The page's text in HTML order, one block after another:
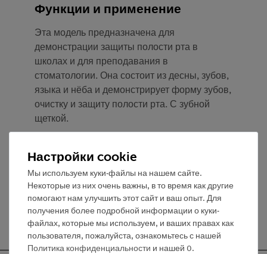
Функции и применение
Эта модель предназначена для
демонстрации защиты полости рта в
школах и для преподавания в
стоматологии. Она состоит из десны, зубов,
языка и нёба и демонстрирует форму зубов,
очистку и защиту полости рта. С зубной
щеткой.
Вес: 1 кг
Настройки cookie
Мы используем куки-файлы на нашем сайте.
Некоторые из них очень важны, в то время как другие
помогают нам улучшить этот сайт и ваш опыт. Для
получения более подробной информации о куки-
файлах, которые мы используем, и ваших правах как
пользователя, пожалуйста, ознакомьтесь с нашей
Политика конфиденциальности и нашей 0.